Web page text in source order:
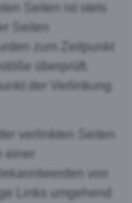
Seiten ist stets
Seiten
zum Zeitpunkt
überprüft.
der Verlinkung
verlinkten Seiten
einer
von
Links umgehend